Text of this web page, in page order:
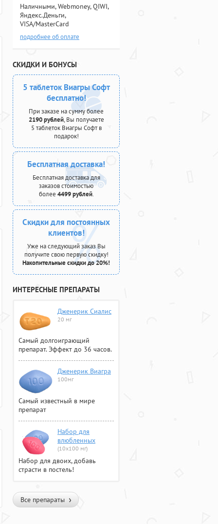
Наличными, Webmoney, QIWI,
Яндекс.Деньги,
VISA/MasterCard
подробнее об оплате
СКИДКИ И БОНУСЫ
5 таблеток Виагры Софт
бесплатно!
При заказе на сумму более
2190 рублей, Вы получаете
5 таблеток Виагры Софт в
подарок!
Бесплатная доставка!
Бесплатная доставка для
заказов стоимостью
более 4499 рублей.
Скидки для постоянных
клиентов!
Уже на следующий заказ Вы
получите свою первую скидку!
Накопительные скидки до 20%!
ИНТЕРЕСНЫЕ ПРЕПАРАТЫ
Дженерик Сиалис
20 мг
Самый долгоиграющий
препарат. Эффект до 36 часов.
Дженерик Виагра
100мг
Самый известный в мире
препарат
Набор для
влюбленных
(10х100 мг)
Набор для двоих, добавь
страсти в постель!
Все препараты